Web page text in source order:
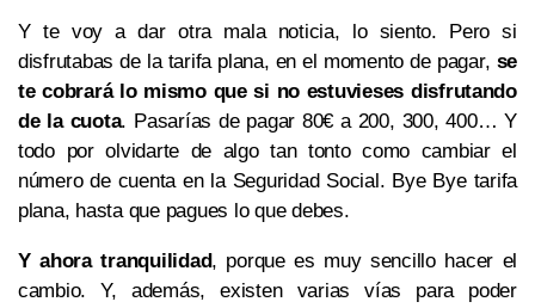
Y te voy a dar otra mala noticia, lo siento. Pero si
disfrutabas de la tarifa plana, en el momento de pagar, se
te cobrará lo mismo que si no estuvieses disfrutando
de la cuota. Pasarías de pagar 80€ a 200, 300, 400… Y
todo por olvidarte de algo tan tonto como cambiar el
número de cuenta en la Seguridad Social. Bye Bye tarifa
plana, hasta que pagues lo que debes.
Y ahora tranquilidad, porque es muy sencillo hacer el
cambio. Y, además, existen varias vías para poder